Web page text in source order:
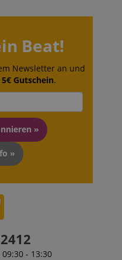
Beat!
Newsletter an und
5€ Gutschein.
»
»
- 13:30